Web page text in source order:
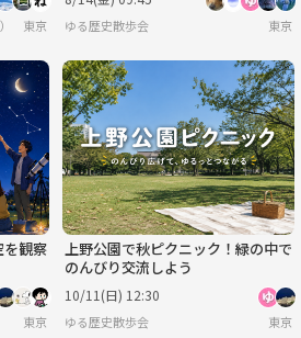
【年齢限定なし、30・40代が多く、50代も可】【
東京 ゆる歴史散歩会 東京
を観察
東京
上野公園で秋ピクニック！緑の中で
のんびり交流しよう
10/11(日) 12:30
ゆる歴史散歩会 東京